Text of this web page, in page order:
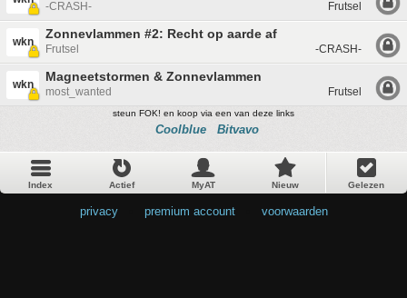
-CRASH- Frutsel
wkn
Zonnevlammen #2: Recht op aarde af
Frutsel -CRASH-
wkn
Magneetstormen & Zonnevlammen
most_wanted Frutsel
steun FOK! en koop via een van deze links
Coolblue Bitvavo
Index Actief MyAT Nieuw Gelezen
privacy premium account voorwaarden